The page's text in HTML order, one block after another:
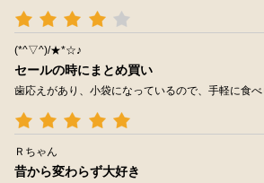
(*^▽^)/★*☆♪
セールの時にまとめ買い
歯応えがあり、小袋になっているので、手軽に食べ
Ｒちゃん
昔から変わらず大好き